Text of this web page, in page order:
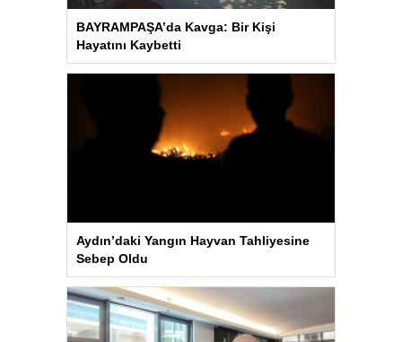
BAYRAMPAŞA’da Kavga: Bir Kişi
Hayatını Kaybetti
Aydın’daki Yangın Hayvan Tahliyesine
Sebep Oldu